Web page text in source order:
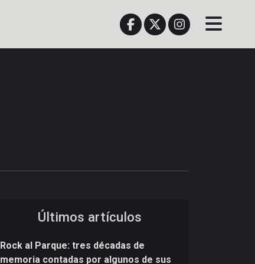
Últimos artículos
Rock al Parque: tres décadas de
memoria contadas por algunos de sus